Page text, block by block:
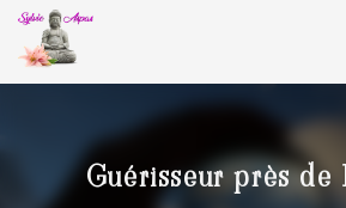
Guérisseur près de
Panneau de gestion des cookies